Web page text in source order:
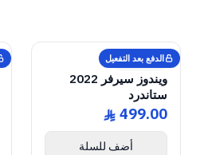
الدفع بعد التفعيل
GENUINE SOFTWARE
LICENSE
Windows Server
2022 Standard
Windows • 1 Device • Lifetime
abmkeys
Microsoft
ويندوز سيرفر 2022
ستاندرد
ê 499.00
أضف للسلة